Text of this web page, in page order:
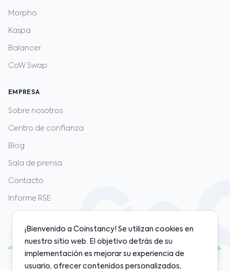
Morpho
Kaspa
Balancer
CoW Swap
EMPRESA
Sobre nosotros
Centro de confianza
Blog
Sala de prensa
Contacto
Informe RSE
+1.20% +0.50% ·
¡Bienvenido a Coinstancy! Se utilizan cookies en
nuestro sitio web. El objetivo detrás de su
implementación es mejorar su experiencia de
usuario, ofrecer contenidos personalizados,